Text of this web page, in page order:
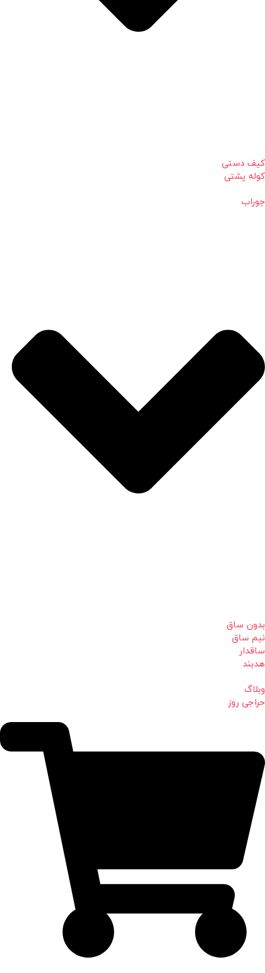
کیف دستی
کوله پشتی
جوراب
بدون ساق
نیم ساق
ساقدار
هدبند
وبلاگ
حراجی روز